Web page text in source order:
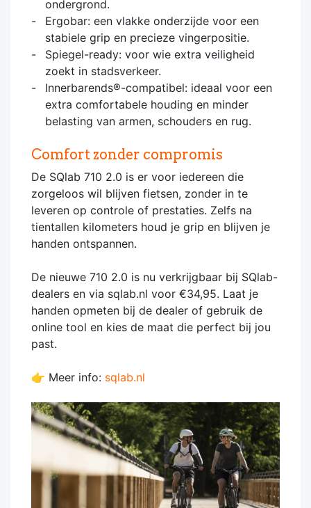
ondergrond.
Ergobar: een vlakke onderzijde voor een
stabiele grip en precieze vingerpositie.
Spiegel-ready: voor wie extra veiligheid
zoekt in stadsverkeer.
Innerbarends®-compatibel: ideaal voor een
extra comfortabele houding en minder
belasting van armen, schouders en rug.
Comfort zonder compromis
De SQlab 710 2.0 is er voor iedereen die
zorgeloos wil blijven fietsen, zonder in te
leveren op controle of prestaties. Zelfs na
tientallen kilometers houd je grip en blijven je
handen ontspannen.
De nieuwe 710 2.0 is nu verkrijgbaar bij SQlab-
dealers en via sqlab.nl voor €34,95. Laat je
handen opmeten bij de dealer of gebruik de
online tool en kies de maat die perfect bij jou
past.
👉 Meer info: sqlab.nl